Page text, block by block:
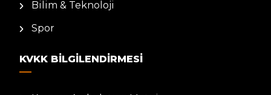
Bilim & Teknoloji
Spor
KVKK BILGILENDIRMESI